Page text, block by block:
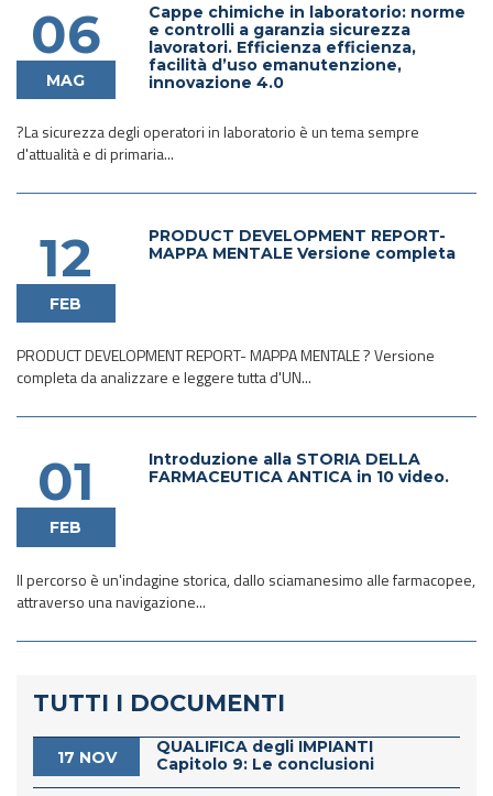
06
MAG
Cappe chimiche in laboratorio: norme
e controlli a garanzia sicurezza
lavoratori. Efficienza efficienza,
facilità d’uso emanutenzione,
innovazione 4.0
?La sicurezza degli operatori in laboratorio è un tema sempre
d'attualità e di primaria...
12
FEB
PRODUCT DEVELOPMENT REPORT-
MAPPA MENTALE Versione completa
PRODUCT DEVELOPMENT REPORT- MAPPA MENTALE ? Versione
completa da analizzare e leggere tutta d'UN...
01
FEB
Introduzione alla STORIA DELLA
FARMACEUTICA ANTICA in 10 video.
Il percorso è un'indagine storica, dallo sciamanesimo alle farmacopee,
attraverso una navigazione...
TUTTI I DOCUMENTI
17 NOV
QUALIFICA degli IMPIANTI
Capitolo 9: Le conclusioni